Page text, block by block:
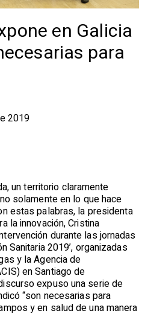
en Galicia
para
2019
un territorio claramente
solamente en lo que hace
estas palabras, la presidenta
la innovación, Cristina
durante las jornadas
Sanitaria 2019’, organizadas
y la Agencia de
en Santiago de
expuso una serie de
“son necesarias para
y en salud de una manera